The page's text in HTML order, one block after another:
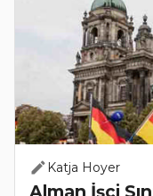
Katja Hoyer